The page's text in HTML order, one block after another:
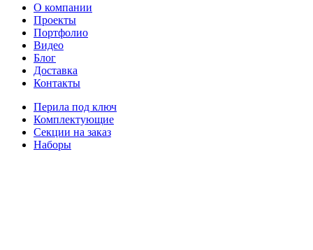
О компании
Проекты
Портфолио
Видео
Блог
Доставка
Контакты
Перила под ключ
Комплектующие
Секции на заказ
Наборы